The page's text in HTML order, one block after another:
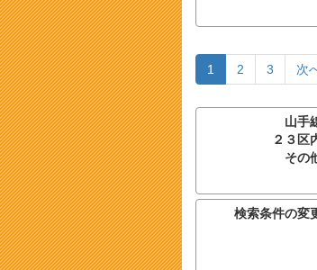
1 2 3 次
山手
２３区
その
検索条件の変